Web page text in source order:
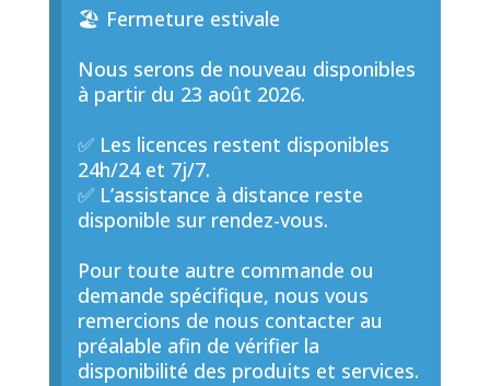
🏖️ Fermeture estivale
Nous serons de nouveau disponibles
à partir du 23 août 2026.
✅ Les licences restent disponibles
24h/24 et 7j/7.
✅ L’assistance à distance reste
disponible sur rendez-vous.
Pour toute autre commande ou
demande spécifique, nous vous
remercions de nous contacter au
préalable afin de vérifier la
disponibilité des produits et services.